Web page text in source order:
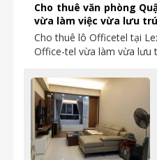
Cho thuê văn phòng
vừa làm việc vừa lưu
Cho thuê lô Officetel tại
Office-tel vừa làm vừa lưu